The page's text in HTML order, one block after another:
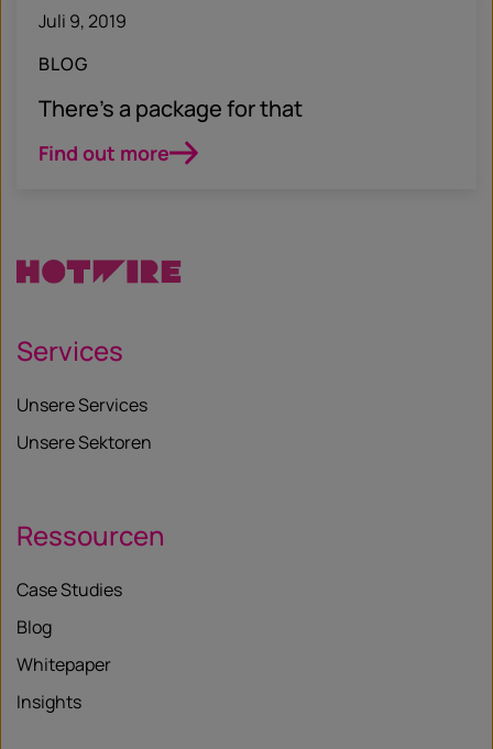
Juli 9, 2019
BLOG
There’s a package for that
Find out more
Services
Unsere Services
Unsere Sektoren
Ressourcen
Case Studies
Blog
Whitepaper
Insights